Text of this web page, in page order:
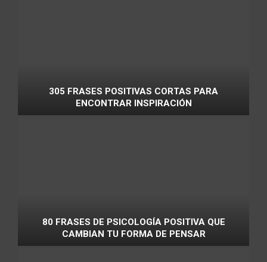
305 FRASES POSITIVAS CORTAS PARA
ENCONTRAR INSPIRACIÓN
80 FRASES DE PSICOLOGÍA POSITIVA QUE
CAMBIAN TU FORMA DE PENSAR